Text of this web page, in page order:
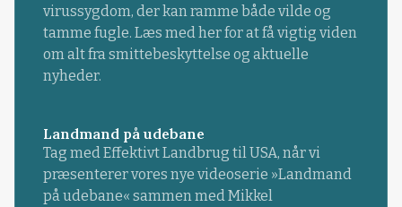
virussygdom, der kan ramme både vilde og
tamme fugle. Læs med her for at få vigtig viden
om alt fra smittebeskyttelse og aktuelle
nyheder.
Landmand på udebane
Tag med Effektivt Landbrug til USA, når vi
præsenterer vores nye videoserie »Landmand
på udebane« sammen med Mikkel